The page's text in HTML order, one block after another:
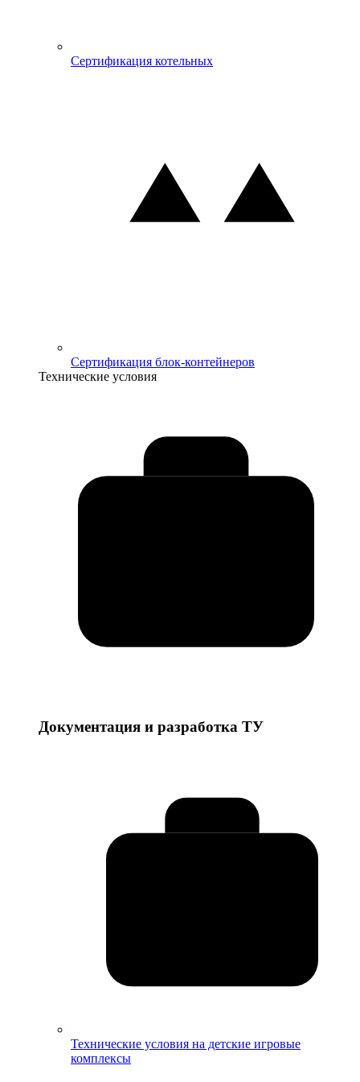
Сертификация котельных
Сертификация блок-контейнеров
Технические условия
Документация и разработка ТУ
Технические условия на детские игровые
комплексы